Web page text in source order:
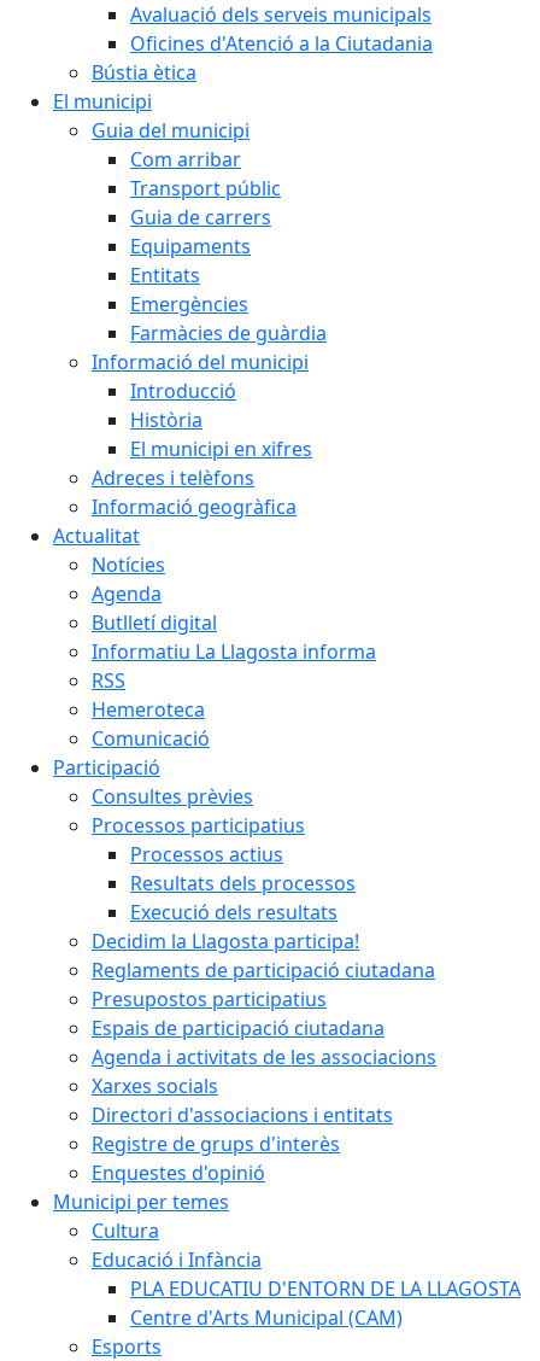
Avaluació dels serveis municipals
Oficines d'Atenció a la Ciutadania
Bústia ètica
El municipi
Guia del municipi
Com arribar
Transport públic
Guia de carrers
Equipaments
Entitats
Emergències
Farmàcies de guàrdia
Informació del municipi
Introducció
Història
El municipi en xifres
Adreces i telèfons
Informació geogràfica
Actualitat
Notícies
Agenda
Butlletí digital
Informatiu La Llagosta informa
RSS
Hemeroteca
Comunicació
Participació
Consultes prèvies
Processos participatius
Processos actius
Resultats dels processos
Execució dels resultats
Decidim la Llagosta participa!
Reglaments de participació ciutadana
Presupostos participatius
Espais de participació ciutadana
Agenda i activitats de les associacions
Xarxes socials
Directori d'associacions i entitats
Registre de grups d'interès
Enquestes d'opinió
Municipi per temes
Cultura
Educació i Infància
PLA EDUCATIU D'ENTORN DE LA LLAGOSTA
Centre d'Arts Municipal (CAM)
Esports